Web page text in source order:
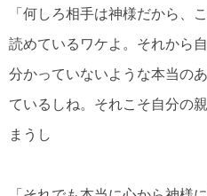
「何しろ相手は神様だから、
読めているワケよ。それから
分かっていないような本当の
ているしね。それこそ自分の
まうし